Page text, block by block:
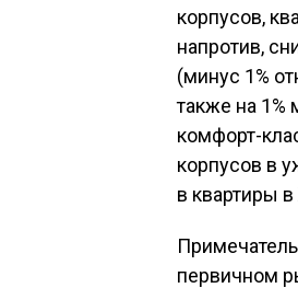
корпусов,
напротив,
(минус 1%
также на
комфорт-
корпусов в
в квартиры
первичном